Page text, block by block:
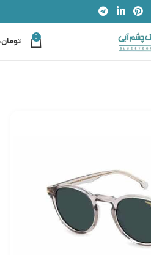
0 تومان